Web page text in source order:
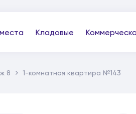
Кладовые
8 1-комнатная квартира №143